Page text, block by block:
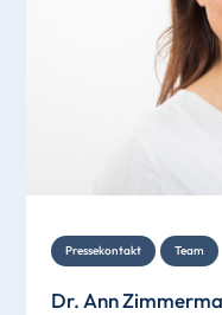
Pressekontakt Team
Dr. Ann